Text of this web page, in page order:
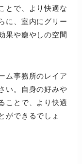
とで、より快適な
に、室内にグリー
果や癒やしの空間
ム事務所のレイア
い。自身の好みや
ことで、より快適
ができるでしょ